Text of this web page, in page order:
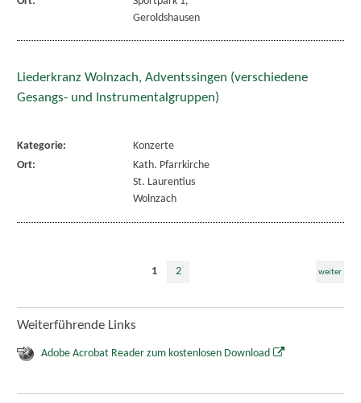
Geroldshausen
Liederkranz Wolnzach, Adventssingen (verschiedene
Gesangs- und Instrumentalgruppen)
Kategorie:
Konzerte
Ort:
Kath. Pfarrkirche
St. Laurentius
Wolnzach
1 2 weiter
Weiterführende Links
Adobe Acrobat Reader zum kostenlosen Download